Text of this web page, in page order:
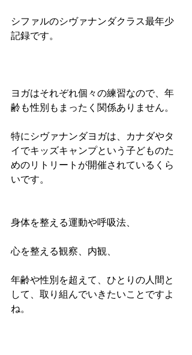
シファルのシヴァナンダクラス最年少
記録です。
ヨガはそれぞれ個々の練習なので、年
齢も性別もまったく関係ありません。
特にシヴァナンダヨガは、カナダやタ
イでキッズキャンプという子どものた
めのリトリートが開催されているくら
いです。
身体を整える運動や呼吸法、
心を整える観察、内観、
年齢や性別を超えて、ひとりの人間と
して、取り組んでいきたいことですよ
ね。